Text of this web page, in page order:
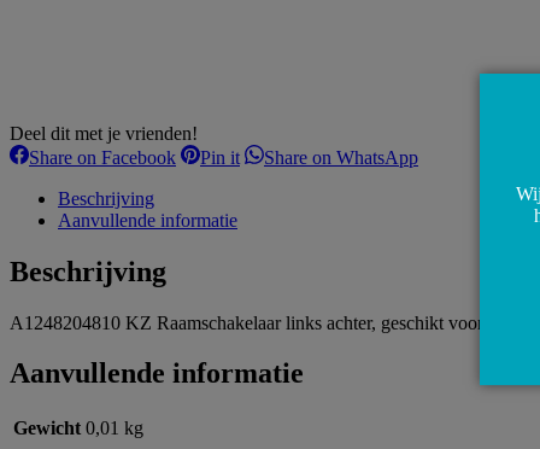
Deel dit met je vrienden!
Share on FacebookSharePin itShareShare on WhatsAppShare
Beschrijving
Aanvullende informatie
Beschrijving
A1248204810 KZ Raamschakelaar links achter, geschikt voor
Aanvullende informatie
Gewicht 0,01 kg